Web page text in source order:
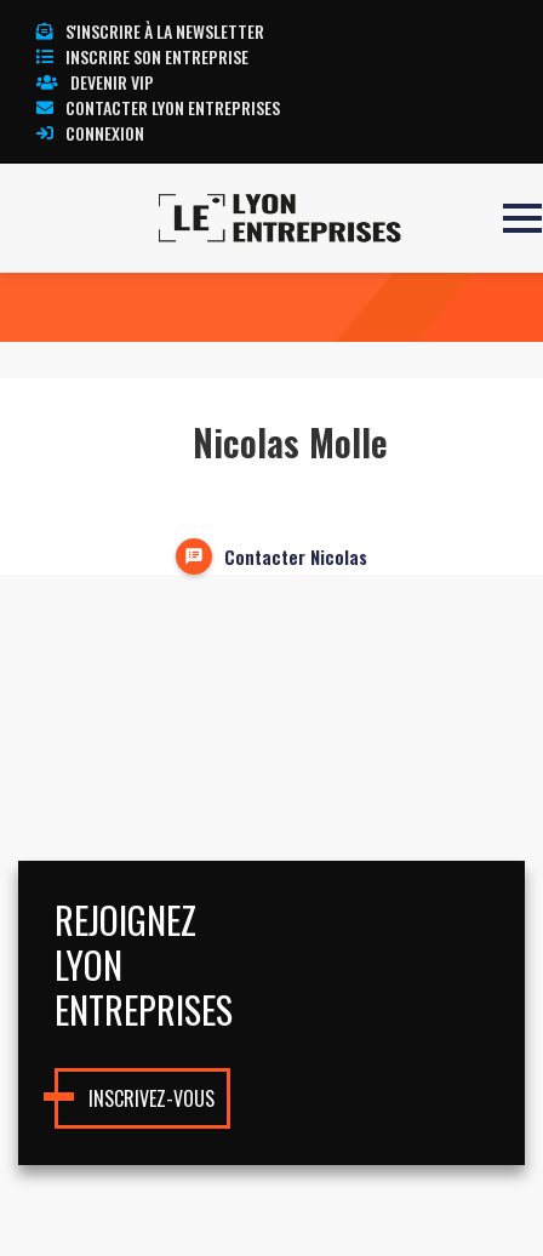
S'INSCRIRE À LA NEWSLETTER
INSCRIRE SON ENTREPRISE
DEVENIR VIP
CONTACTER LYON ENTREPRISES
CONNEXION
Nicolas Molle
Contacter Nicolas
REJOIGNEZ
LYON
ENTREPRISES
INSCRIVEZ-VOUS